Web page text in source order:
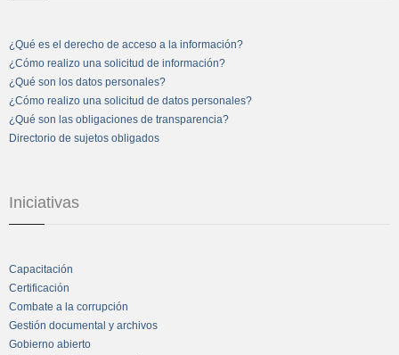
¿Qué es el derecho de acceso a la información?
¿Cómo realizo una solicitud de información?
¿Qué son los datos personales?
¿Cómo realizo una solicitud de datos personales?
¿Qué son las obligaciones de transparencia?
Directorio de sujetos obligados
Iniciativas
Capacitación
Certificación
Combate a la corrupción
Gestión documental y archivos
Gobierno abierto